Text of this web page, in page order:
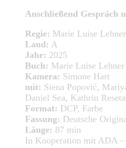
Anschließend Gespräch
Regie: Marie Luise Lehner
Land: A
Jahr: 2025
Buch: Marie Luise Lehner
Kamera: Simone Hart
mit: Siena Popović,
Daniel Sea, Kathrin
Format: DCP, Farbe
Fassung: Deutsche
Länge: 87 min
In Kooperation mit ADA –